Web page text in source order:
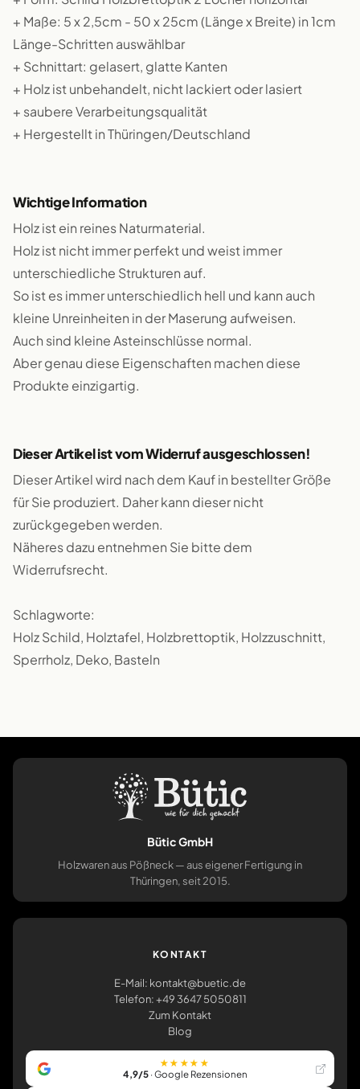
+ Maße: 5 x 2,5cm - 50 x 25cm (Länge x Breite) in 1cm
Länge-Schritten auswählbar
+ Schnittart: gelasert, glatte Kanten
+ Holz ist unbehandelt, nicht lackiert oder lasiert
+ saubere Verarbeitungsqualität
+ Hergestellt in Thüringen/Deutschland
Wichtige Information
Holz ist ein reines Naturmaterial.
Holz ist nicht immer perfekt und weist immer
unterschiedliche Strukturen auf.
So ist es immer unterschiedlich hell und kann auch
kleine Unreinheiten in der Maserung aufweisen.
Auch sind kleine Asteinschlüsse normal.
Aber genau diese Eigenschaften machen diese
Produkte einzigartig.
Dieser Artikel ist vom Widerruf ausgeschlossen!
Dieser Artikel wird nach dem Kauf in bestellter Größe
für Sie produziert. Daher kann dieser nicht
zurückgegeben werden.
Näheres dazu entnehmen Sie bitte dem
Widerrufsrecht.
Schlagworte:
Holz Schild, Holztafel, Holzbrettoptik, Holzzuschnitt,
Sperrholz, Deko, Basteln
Bütic GmbH
Holzwaren aus Pößneck — aus eigener Fertigung in
Thüringen, seit 2015.
KONTAKT
E-Mail: kontakt@buetic.de
Telefon: +49 3647 5050811
Zum Kontakt
Blog
★★★★★
4,9/5· Google Rezensionen